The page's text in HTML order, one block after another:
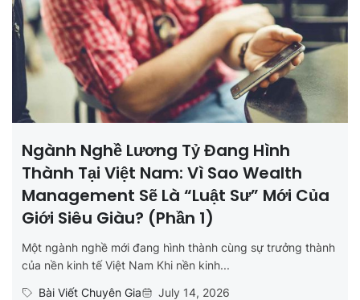
Ngành Nghề Lương Tỷ Đang Hình
Thành Tại Việt Nam: Vì Sao Wealth
Management Sẽ Là “luật Sư” Mới Của
Giới Siêu Giàu? (Phần 1)
Một ngành nghề mới đang hình thành cùng sự trưởng thành
của nền kinh tế Việt Nam Khi nền kinh...
Bài Viết Chuyên Gia
July 14, 2026